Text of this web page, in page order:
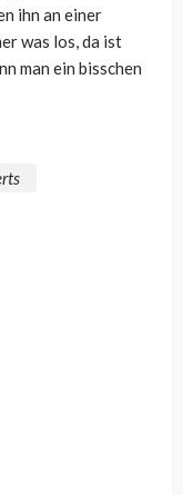
ihn an einer
was los, da ist
man ein bisschen